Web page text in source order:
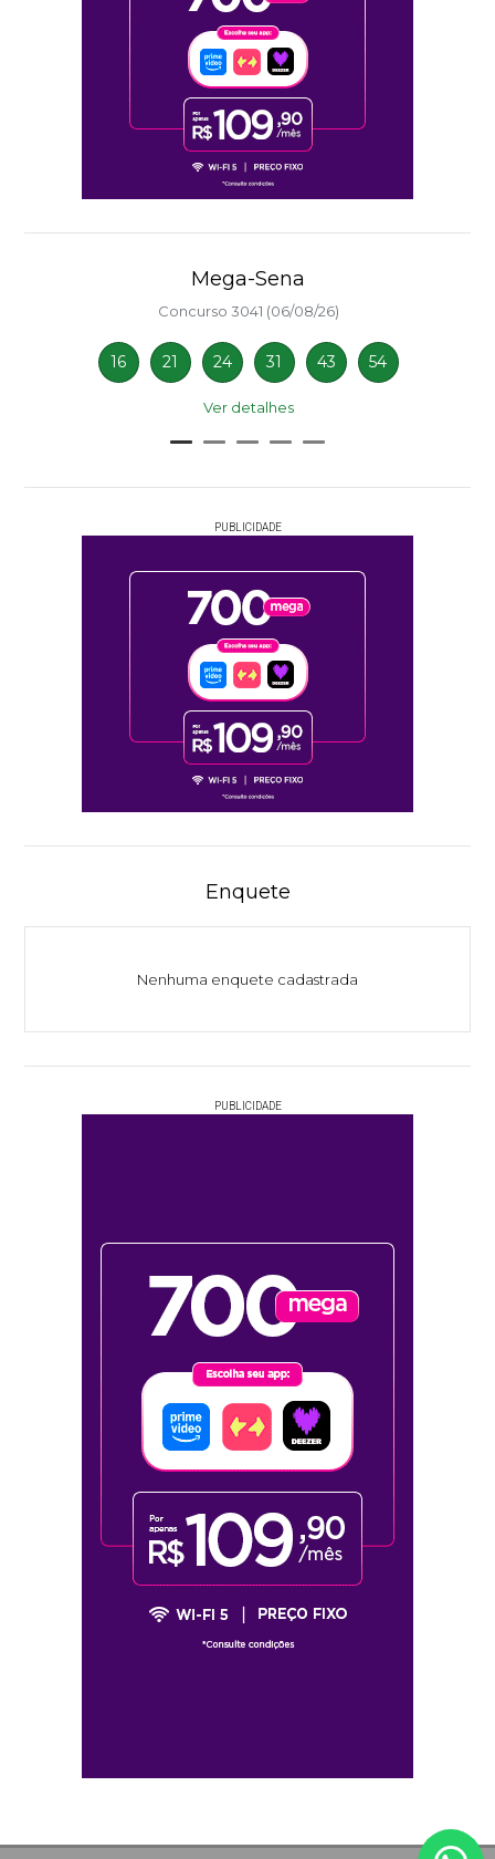
Mega-Sena
Concurso 3041 (06/08/26)
16 21 24 31 43 54
Ver detalhes
PUBLICIDADE
Enquete
Nenhuma enquete cadastrada
PUBLICIDADE